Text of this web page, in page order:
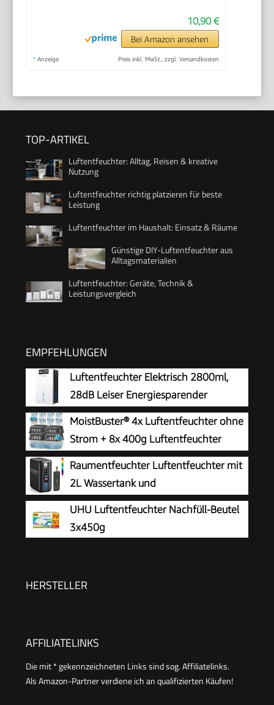
10,90 €
Bei Amazon ansehen
* Anzeige Preis inkl. MwSt., zzgl. Versandkosten
TOP-ARTIKEL
Luftentfeuchter: Alltag, Reisen & kreative
Nutzung
Luftentfeuchter richtig platzieren für beste
Leistung
Luftentfeuchter im Haushalt: Einsatz & Räume
Günstige DIY-Luftentfeuchter aus
Alltagsmaterialien
Luftentfeuchter: Geräte, Technik &
Leistungsvergleich
EMPFEHLUNGEN
Luftentfeuchter Elektrisch 2800ml,
28dB Leiser Energiesparender
Raumentfeuchter mit Filter, für Keller
Wohnung Schlafzimmer, Entfeuchter mit
Automatischer Abschaltung, LED Anzeige, Timer,
weiß
MoistBuster® 4x Luftentfeuchter ohne
Strom + 8x 400g Luftentfeuchter
Nachfüllpack - Raumentfeuchter bis
40m² für Keller, Bad uvm - Entfeuchter und
Luftentfeuchter Granulat im Set - Schutz vor
Schimmel
Raumentfeuchter Luftentfeuchter mit
2L Wassertank und
Feuchtigkeitsabsorber, Automatische
Abschaltung und Feuchtigkeitsregelung für
Badezimmer, Schlafzimmer, Schrank gegen
UHU Luftentfeuchter Nachfüll-Beutel
3x450g
HERSTELLER
AFFILIATELINKS
Die mit * gekennzeichneten Links sind sog. Affiliatelinks.
Als Amazon-Partner verdiene ich an qualifizierten Käufen!